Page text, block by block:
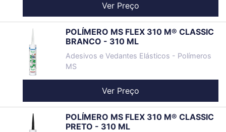
Ver Preço
POLÍMERO MS FLEX 310 M® CLASSIC
BRANCO - 310 ML
Adesivos e Vedantes Elásticos - Polímeros
MS
Ver Preço
POLÍMERO MS FLEX 310 M® CLASSIC
PRETO - 310 ML